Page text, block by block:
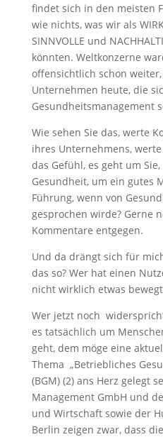
findet sich in den meisten
wie nichts, was wir als
SINNVOLLE und
könnten. Weltkonzerne
offensichtlich schon
Unternehmen heute, die
Gesundheitsmanagement
Wie sehen Sie das, werte
ihres Unternehmens, werte
das Gefühl, es geht um
Gesundheit, um ein gutes
Führung, wenn von
gesprochen wirde? Gerne
Kommentare entgegen.
Und da drängt sich für
das so? Wer hat einen
nicht wirklich etwas
Wer jetzt noch
es tatsächlich um
geht, dem möge eine
Thema „Betriebliches
(BGM) (2) ans Herz gelegt
Management GmbH und
und Wirtschaft sowie der
Berlin zeigen zwar, dass